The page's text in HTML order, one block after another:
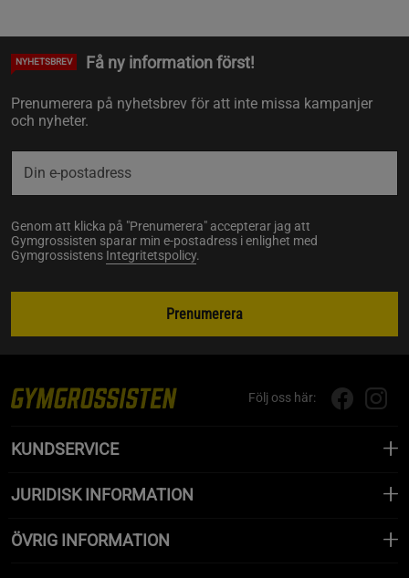
NYHETSBREV Få ny information först!
Prenumerera på nyhetsbrev för att inte missa kampanjer
och nyheter.
Genom att klicka på "Prenumerera" accepterar jag att
Gymgrossisten sparar min e-postadress i enlighet med
Gymgrossistens Integritetspolicy.
Prenumerera
Följ oss här:
KUNDSERVICE
JURIDISK INFORMATION
ÖVRIG INFORMATION